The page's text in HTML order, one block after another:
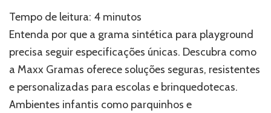
que
playgrounds
e
parquinhos
precisam
de
uma
grama
Tempo de leitura: 4 minutos
Entenda por que a grama sintética para playground
precisa seguir especificações únicas. Descubra como
a Maxx Gramas oferece soluções seguras, resistentes
e personalizadas para escolas e brinquedotecas.
Ambientes infantis como parquinhos e